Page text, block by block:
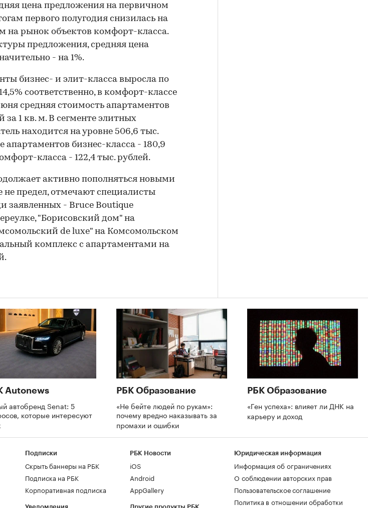
цена предложения на первичном
первого полугодия снизилась на
на рынок объектов комфорт-класса.
предложения, средняя цена
- на 1%.
бизнес- и элит-класса выросла по
соответственно, в комфорт-классе
средняя стоимость апартаментов
за 1 кв. м. В сегменте элитных
находится на уровне 506,6 тыс.
апартаментов бизнес-класса - 180,9
класса - 122,4 тыс. рублей.
активно пополняться новыми
не предел, отмечают специалисты
заявленных - Bruce Boutique
"Борисовский дом" на
de luxe" на Комсомольском
комплекс с апартаментами на
Autonews
автобренд Senat: 5
которые интересуют
РБК Образование
«Не бейте людей по рукам»:
почему вредно наказывать за
промахи и ошибки
РБК Образование
«Ген успеха»: влияет ли ДНК на
карьеру и доход
Подписки
Скрыть баннеры на РБК
Подписка на РБК
Корпоративная подписка
РБК Новости
iOS
Android
AppGallery
Юридическая информация
Информация об ограничениях
О соблюдении авторских прав
Пользовательское соглашение
Политика в отношении обработки